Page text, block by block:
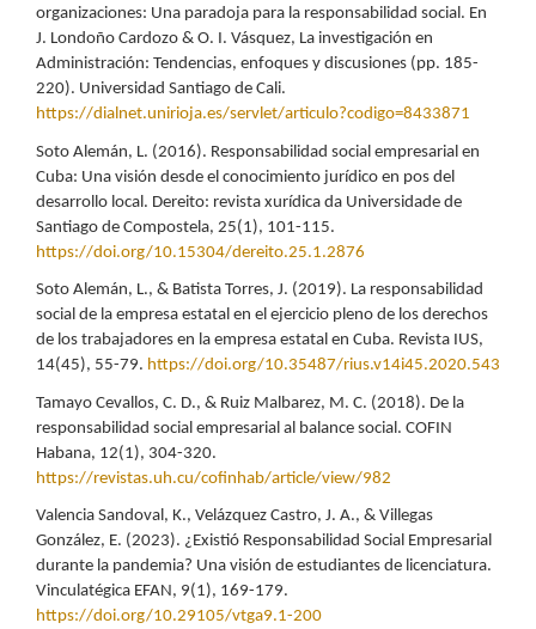
organizaciones: Una paradoja para la responsabilidad social. En
J. Londoño Cardozo & O. I. Vásquez, La investigación en
Administración: Tendencias, enfoques y discusiones (pp. 185-
220). Universidad Santiago de Cali.
https://dialnet.unirioja.es/servlet/articulo?codigo=8433871
Soto Alemán, L. (2016). Responsabilidad social empresarial en
Cuba: Una visión desde el conocimiento jurídico en pos del
desarrollo local. Dereito: revista xurídica da Universidade de
Santiago de Compostela, 25(1), 101-115.
https://doi.org/10.15304/dereito.25.1.2876
Soto Alemán, L., & Batista Torres, J. (2019). La responsabilidad
social de la empresa estatal en el ejercicio pleno de los derechos
de los trabajadores en la empresa estatal en Cuba. Revista IUS,
14(45), 55-79. https://doi.org/10.35487/rius.v14i45.2020.543
Tamayo Cevallos, C. D., & Ruiz Malbarez, M. C. (2018). De la
responsabilidad social empresarial al balance social. COFIN
Habana, 12(1), 304-320.
https://revistas.uh.cu/cofinhab/article/view/982
Valencia Sandoval, K., Velázquez Castro, J. A., & Villegas
González, E. (2023). ¿Existió Responsabilidad Social Empresarial
durante la pandemia? Una visión de estudiantes de licenciatura.
Vinculatégica EFAN, 9(1), 169-179.
https://doi.org/10.29105/vtga9.1-200